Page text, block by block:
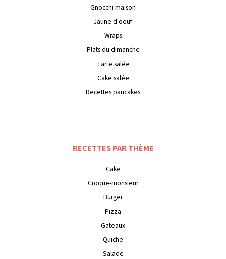
Gnocchi maison
Jaune d'oeuf
Wraps
Plats du dimanche
Tarte salée
Cake salée
Recettes pancakes
RECETTES PAR THÈME
Cake
Croque-monsieur
Burger
Pizza
Gateaux
Quiche
Salade